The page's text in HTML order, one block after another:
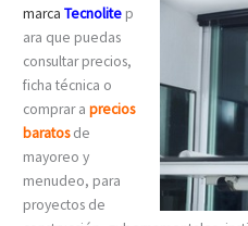
marca Tecnolite p
ara que puedas
consultar precios,
ficha técnica o
comprar aprecios
baratosde
mayoreo y
menudeo, para
proyectos de